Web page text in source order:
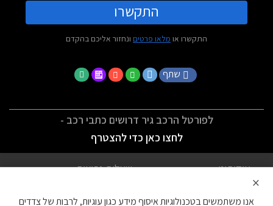
התקשרו
התקשרו או מלאו פרטים ונחזור אליכם בהקדם
שתף
לפורטל הרכב גיר דרושים כתבי רכב -
לחצו כאן כדי להצטרף
אודותינו
שאלות נפוצות
×
אנו משתמשים בטכנולוגיות איסוף מידע כגון עוגיות, לרבות של צדדים